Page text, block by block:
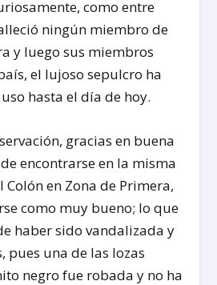
como entre
ningún miembro de
y luego sus miembros
el lujoso sepulcro ha
hasta el día de hoy.
gracias en buena
encontrarse en la misma
en Zona de Primera,
como muy bueno; lo que
haber sido vandalizada y
pues una de las lozas
negro fue robada y no ha